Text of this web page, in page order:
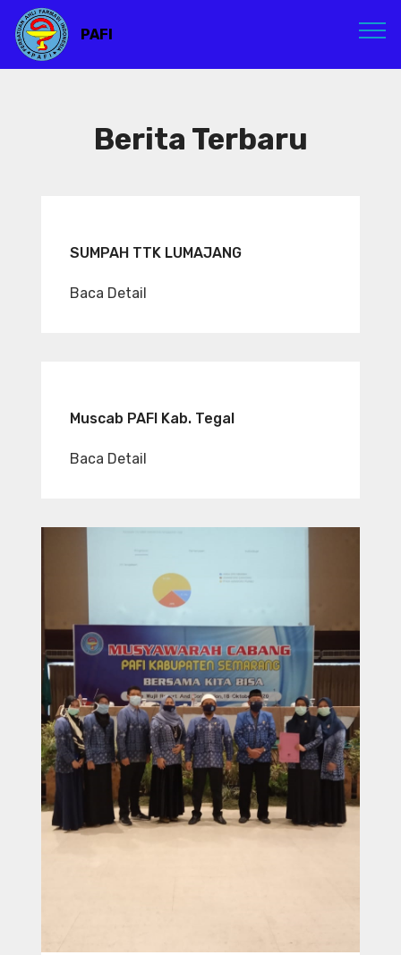
PAFI
Berita Terbaru
SUMPAH TTK LUMAJANG
Baca Detail
Muscab PAFI Kab. Tegal
Baca Detail